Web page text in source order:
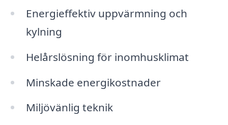
Energieffektiv uppvärmning och
kylning
Helårslösning för inomhusklimat
Minskade energikostnader
Miljövänlig teknik